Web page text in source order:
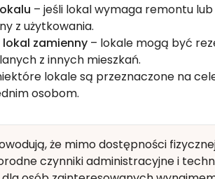
– jeśli lokal wymaga remontu
z użytkowania.
lokal zamienny – lokale mogą być
z innych mieszkań.
lokale są przeznaczone na
osobom.
że mimo dostępności
czynniki administracyjne i